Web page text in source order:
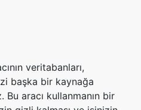
veritabanları,
başka bir kaynağa
aracı kullanmanın bir